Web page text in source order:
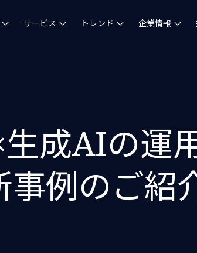
サービス トレンド 企業情報
成AIの運
事例のご紹